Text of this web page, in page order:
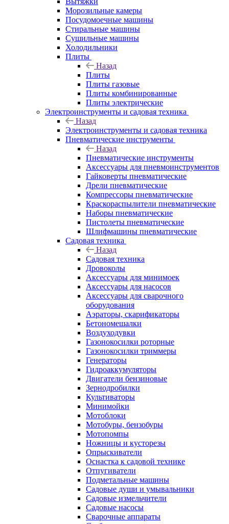
Морозильные камеры
Посудомоечные машины
Стиральные машины
Сушильные машины
Холодильники
Плиты
Назад
Плиты
Плиты газовые
Плиты комбинированные
Плиты электрические
Электроинструменты и садовая техника
Назад
Электроинструменты и садовая техника
Пневматические инструменты
Назад
Пневматические инструменты
Аксессуары для пневмоинструментов
Гайковерты пневматические
Дрели пневматические
Компрессоры пневматические
Краскораспылители пневматические
Наборы пневматические
Пистолеты пневматические
Шлифмашины пневматические
Садовая техника
Назад
Садовая техника
Дровоколы
Аксессуары для минимоек
Аксессуары для насосов
Аксессуары для сварочного
оборудования
Аэраторы, скарификаторы
Бетономешалки
Воздуходувки
Газонокосилки роторные
Газонокосилки триммеры
Генераторы
Гидроаккумуляторы
Двигатели бензиновые
Зернодробилки
Культиваторы
Минимойки
Мотоблоки
Мотобуры, бензобуры
Мотопомпы
Ножницы и кусторезы
Опрыскиватели
Оснастка к садовой технике
Отпугиватели
Подметальные машины
Садовые души и умывальники
Садовые измельчители
Садовые насосы
Сварочные аппараты